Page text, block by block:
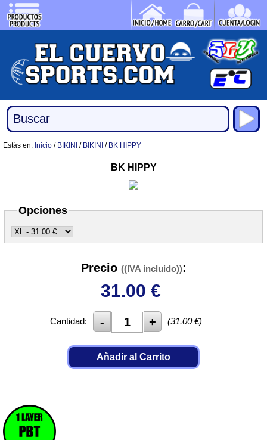
Estás en: Inicio / BIKINI / BIKINI / BK HIPPY
BK HIPPY
Opciones
Precio ((IVA incluido)):
31.00 €
Cantidad: (31.00€)
Añadir al Carrito